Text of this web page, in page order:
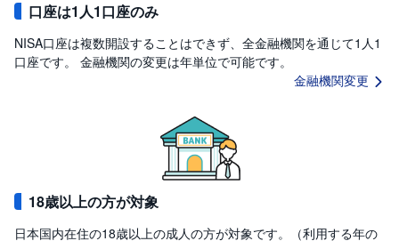
口座は1人1口座のみ
NISA口座は複数開設することはできず、全金融機関を通じて1人1
口座です。 金融機関の変更は年単位で可能です。
金融機関変更
18歳以上の方が対象
日本国内在住の18歳以上の成人の方が対象です。（利用する年の